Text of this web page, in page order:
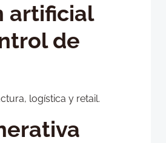
artificial
de
logística y retail.